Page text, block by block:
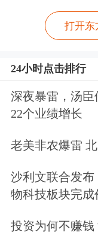
速腾聚创、
盖智驾技术
电子电气架
区。
与此同时，
累，广汽资
前沿技术，
同时，也进
打开东
24小时点击排行
深夜暴雷，汤臣
22个业绩增长
老美非农爆雷
沙利文联合发布
物科技板块完成
投资为何不赚钱